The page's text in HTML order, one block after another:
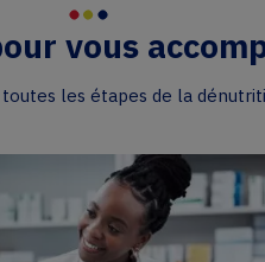
vous
les étapes de la